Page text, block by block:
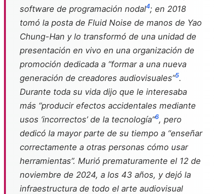
software de programación nodal4; en 2018
tomó la posta de Fluid Noise de manos de Yao
Chung-Han y lo transformó de una unidad de
presentación en vivo en una organización de
promoción dedicada a “formar a una nueva
generación de creadores audiovisuales”5.
Durante toda su vida dijo que le interesaba
más “producir efectos accidentales mediante
usos ‘incorrectos’ de la tecnología”6, pero
dedicó la mayor parte de su tiempo a “enseñar
correctamente a otras personas cómo usar
herramientas”. Murió prematuramente el 12 de
noviembre de 2024, a los 43 años, y dejó la
infraestructura de todo el arte audiovisual